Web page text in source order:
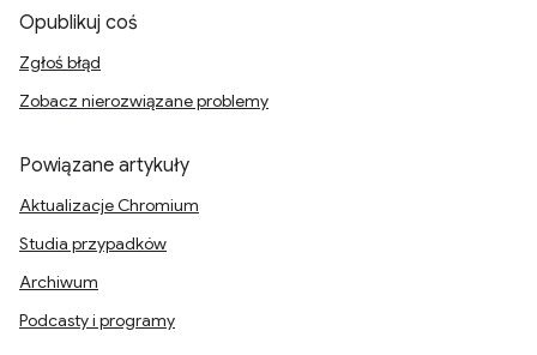
Opublikuj coś
Zgłoś błąd
Zobacz nierozwiązane problemy
Powiązane artykuły
Aktualizacje Chromium
Studia przypadków
Archiwum
Podcasty i programy